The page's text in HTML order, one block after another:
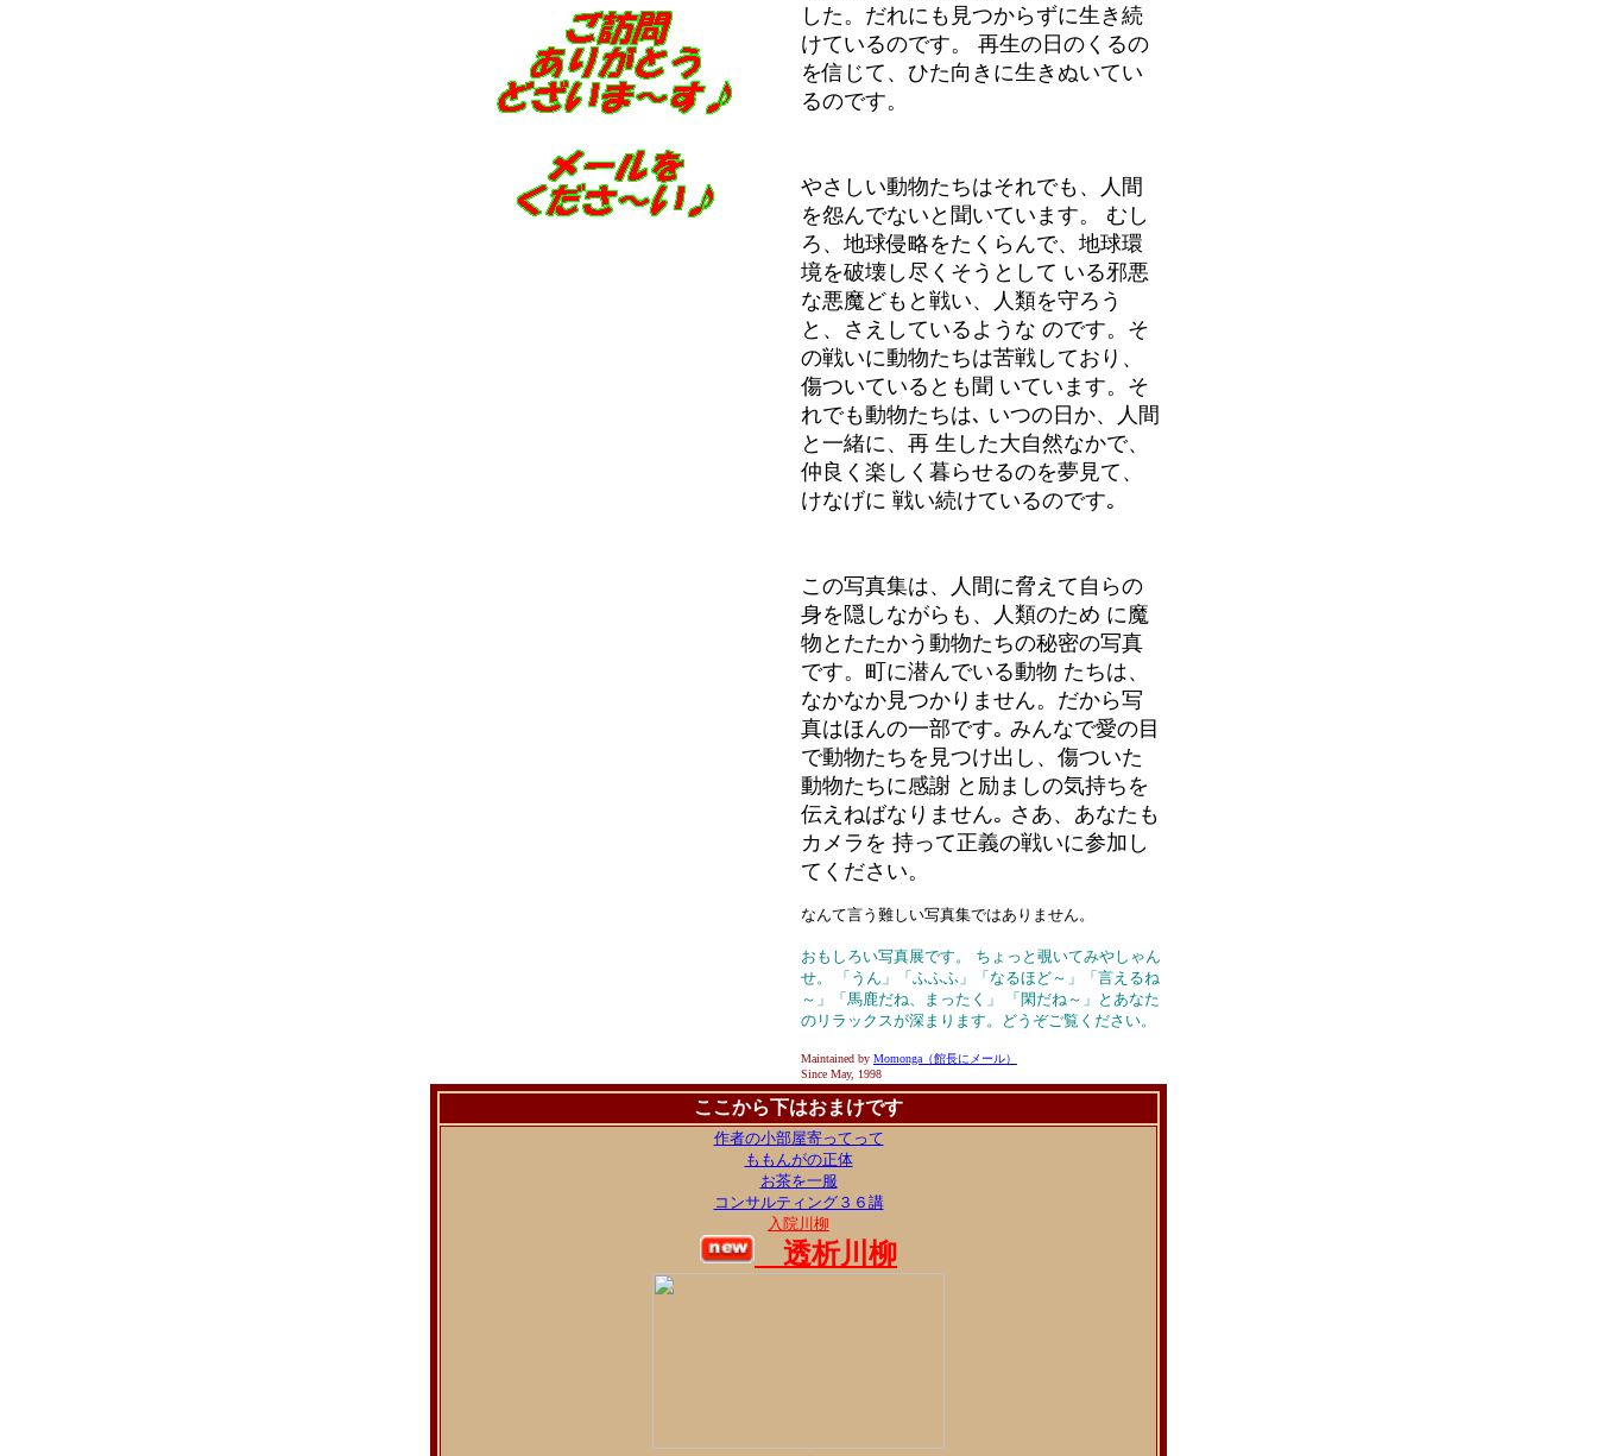
した。だれにも見つからずに生き続
けているのです。 再生の日のくるの
を信じて、ひた向きに生きぬいてい
るのです。
やさしい動物たちはそれでも、人間
を怨んでないと聞いています。 むし
ろ、地球侵略をたくらんで、地球環
境を破壊し尽くそうとして いる邪悪
な悪魔どもと戦い、人類を守ろう
と、さえしているような のです。そ
の戦いに動物たちは苦戦しており、
傷ついているとも聞 いています。そ
れでも動物たちは､ いつの日か、人間
と一緒に、再 生した大自然なかで、
仲良く楽しく暮らせるのを夢見て、
けなげに 戦い続けているのです｡
この写真集は、人間に脅えて自らの
身を隠しながらも、人類のため に魔
物とたたかう動物たちの秘密の写真
です。町に潜んでいる動物 たちは、
なかなか見つかりません。だから写
真はほんの一部です｡ みんなで愛の目
で動物たちを見つけ出し、傷ついた
動物たちに感謝 と励ましの気持ちを
伝えねばなりません｡ さあ、あなたも
カメラを 持って正義の戦いに参加し
てください。
なんて言う難しい写真集ではありません。
おもしろい写真展です。
ちょっと覗いてみやしゃん
せ。 「うん」「ふふふ」「なるほど～」「言えるね
～」「馬鹿だね、まったく」 「閑だね～」とあなた
のリラックスが深まります。どうぞご覧ください。
Maintained by Momonga（館長にメール）
Since May, 1998
ここから下はおまけです
作者の小部屋寄ってって
ももんがの正体
お茶を一服
コンサルティング３６講
入院川柳
透析川柳